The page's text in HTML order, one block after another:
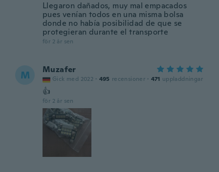
Llegaron dañados, muy mal empacados
pues venían todos en una misma bolsa
donde no había posibilidad de que se
protegieran durante el transporte
för 2 år sen
M Muzafer
Gick med 2022 · 495 recensioner · 471 uppladdningar
👍
för 2 år sen